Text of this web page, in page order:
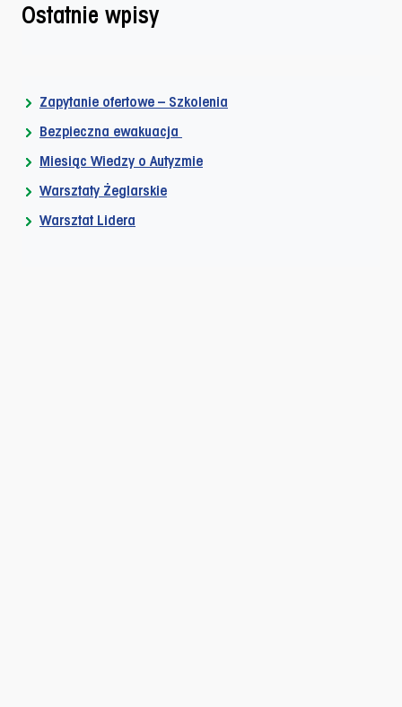
Ostatnie wpisy
Zapytanie ofertowe – Szkolenia
Bezpieczna ewakuacja
Miesiąc Wiedzy o Autyzmie
Warsztaty Żeglarskie
Warsztat Lidera